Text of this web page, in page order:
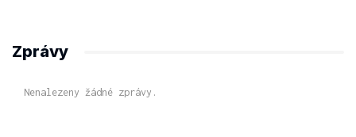
Zprávy
Nenalezeny žádné zprávy.